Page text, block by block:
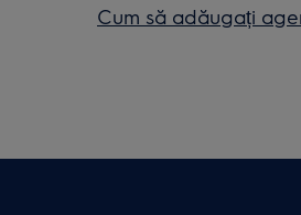
Cum să adăugați